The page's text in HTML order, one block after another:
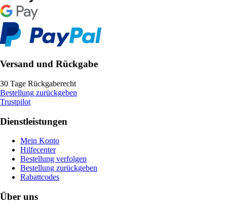
Versand und Rückgabe
30 Tage Rückgaberecht
Bestellung zurückgeben
Trustpilot
Dienstleistungen
Mein Konto
Hilfecenter
Bestellung verfolgen
Bestellung zurückgeben
Rabattcodes
Über uns